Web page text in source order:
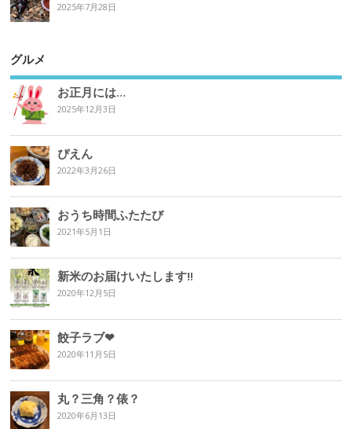
2025年7月28日
グルメ
お正月には…
2025年12月3日
ぴえん
2022年3月26日
おうち時間ふたたび
2021年5月1日
新米のお届けいたします‼︎
2020年12月5日
餃子ラブ❤︎
2020年11月5日
丸？三角？俵？
2020年6月13日